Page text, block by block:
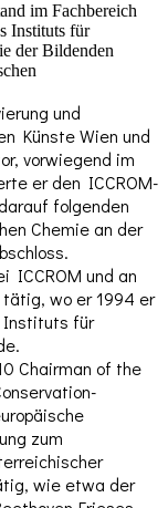
im Fachbereich
Instituts für
der Bildenden
und
Künste Wien und
vorwiegend im
er den ICCROM-
folgenden
Chemie an der
ICCROM und an
wo er 1994 er
Instituts für
Chairman of the
zum
wie etwa der